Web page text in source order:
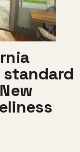
standard